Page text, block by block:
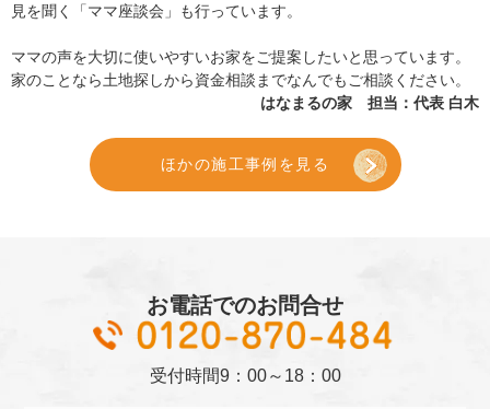
見を聞く「ママ座談会」も行っています。
ママの声を大切に使いやすいお家をご提案したいと思っています。
家のことなら土地探しから資金相談までなんでもご相談ください。
はなまるの家 担当：代表 白木
ほかの施工事例を見る
お電話でのお問合せ
受付時間9：00～18：00